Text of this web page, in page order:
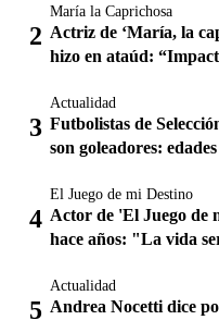
María la Caprichosa
Actriz de ‘María, la
hizo en ataúd:
Actualidad
Futbolistas de
son goleadores:
El Juego de mi Destino
Actor de 'El Juego de
hace años: "La vida
Actualidad
Andrea Nocetti dice